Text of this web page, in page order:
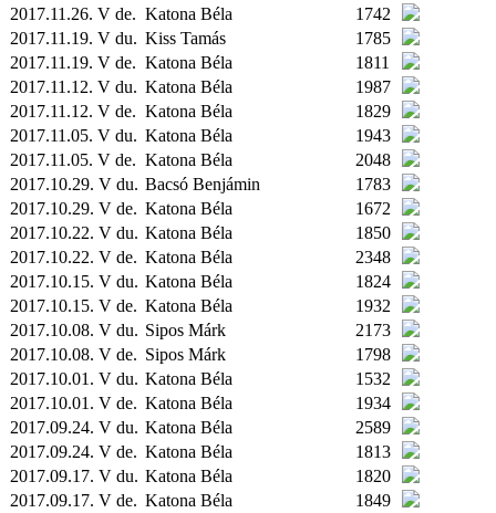
2017.11.26. V de. Katona Béla
1742
2017.11.19. V du. Kiss Tamás
1785
2017.11.19. V de. Katona Béla
1811
2017.11.12. V du. Katona Béla
1987
2017.11.12. V de. Katona Béla
1829
2017.11.05. V du. Katona Béla
1943
2017.11.05. V de. Katona Béla
2048
2017.10.29. V du. Bacsó Benjámin
1783
2017.10.29. V de. Katona Béla
1672
2017.10.22. V du. Katona Béla
1850
2017.10.22. V de. Katona Béla
2348
2017.10.15. V du. Katona Béla
1824
2017.10.15. V de. Katona Béla
1932
2017.10.08. V du. Sipos Márk
2173
2017.10.08. V de. Sipos Márk
1798
2017.10.01. V du. Katona Béla
1532
2017.10.01. V de. Katona Béla
1934
2017.09.24. V du. Katona Béla
2589
2017.09.24. V de. Katona Béla
1813
2017.09.17. V du. Katona Béla
1820
2017.09.17. V de. Katona Béla
1849